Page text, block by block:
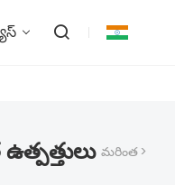
మరింత >